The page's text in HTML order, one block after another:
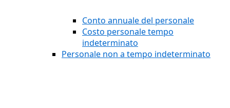
Conto annuale del personale
Costo personale tempo
indeterminato
Personale non a tempo indeterminato